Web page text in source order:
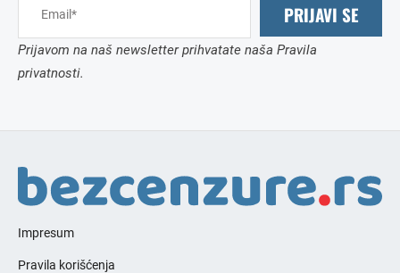
PRIJAVI SE
Prijavom na naš newsletter prihvatate naša Pravila
privatnosti.
Impresum
Pravila korišćenja